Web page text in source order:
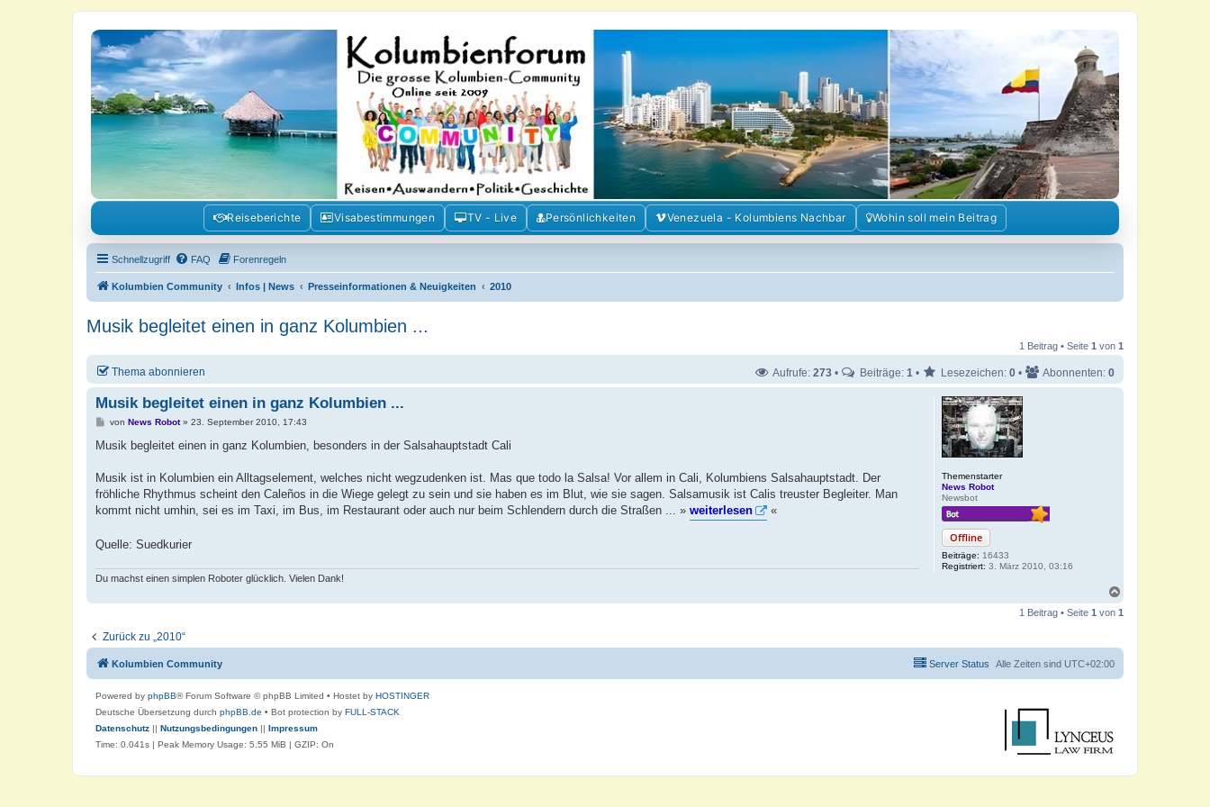
Kolumbienforum - Das grosse Forum der Freunde Kolumbiens
Reisen, Auswandern, Kultur, Politik, Geschichte und Visum in Kolumbien und Venezuela. Austausch, Erfahrungen und Gemeinschaft im Kolumbienforum
Reiseberichte Visabestimmungen TV - Live Persönlichkeiten Venezuela - Kolumbiens Nachbar Wohin soll mein Beitrag
Schnellzugriff FAQ Forenregeln
Kolumbien Community Infos | News Presseinformationen & Neuigkeiten 2010
Musik begleitet einen in ganz Kolumbien ...
1 Beitrag • Seite 1 von 1
Thema abonnieren Aufrufe: 273 • Beiträge: 1 • Lesezeichen: 0 • Abonnenten: 0
Themenstarter
News Robot
Newsbot
Offline
Beiträge: 16433
Registriert: 3. März 2010, 03:16
Musik begleitet einen in ganz Kolumbien ...
B
i
a
von News Robot» 23. September 2010, 17:43
Musik begleitet einen in ganz Kolumbien, besonders in der Salsahauptstadt Cali
Musik ist in Kolumbien ein Alltagselement, welches nicht wegzudenken ist. Mas que todo la Salsa! Vor allem in Cali, Kolumbiens Salsahauptstadt. Der
fröhliche Rhythmus scheint den Caleños in die Wiege gelegt zu sein und sie haben es im Blut, wie sie sagen. Salsamusik ist Calis treuster Begleiter. Man
kommt nicht umhin, sei es im Taxi, im Bus, im Restaurant oder auch nur beim Schlendern durch die Straßen ... » weiterlesen «
Quelle: Suedkurier
Du machst einen simplen Roboter glücklich. Vielen Dank!
c
b
n
1 Beitrag • Seite 1 von 1
Zurück zu „2010“
Kolumbien Community Alle Zeiten sind UTC+02:00
Server Status
Powered by phpBB® Forum Software © phpBB Limited • Hostet by HOSTINGER
Deutsche Übersetzung durch phpBB.de • Bot protection by FULL-STACK
Datenschutz || Nutzungsbedingungen || Impressum
Time: 0.041s | Peak Memory Usage: 5.55 MiB | GZIP: On